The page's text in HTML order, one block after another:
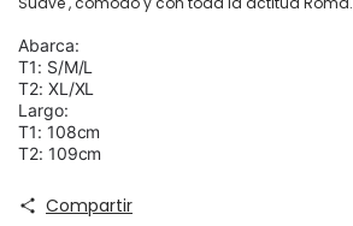
Abarca:
T1: S/M/L
T2: XL/XL
Largo:
T1: 108cm
T2: 109cm
Compartir